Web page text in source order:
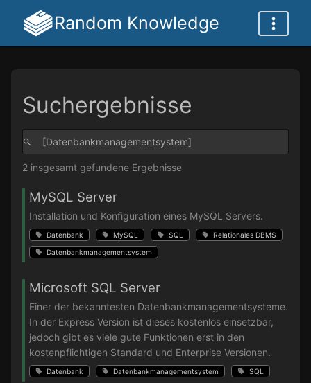
Random Knowledge
Suchergebnisse
2 insgesamt gefundene Ergebnisse
MySQL Server
Installation und Konfiguration eines MySQL Servers.
Datenbank MySQL SQL Relationales DBMS
Datenbankmanagementsystem
Microsoft SQL Server
Einer der bekanntesten Datenbankmanagementsysteme.
In der Express Version ist dieses kostenlos einsetzbar,
jedoch gibt es viele gute Funktionen erst in den
kostenpflichtigen Standard und Enterprise Versionen.
Datenbank Datenbankmanagementsystem SQL